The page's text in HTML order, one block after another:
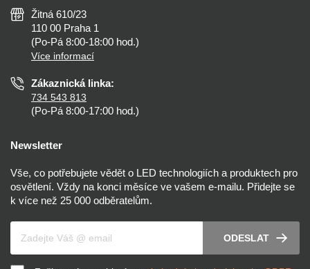
Nejčastější dotazy
Než koupíte
Osvětlení dle místnosti
Zásady ochrany soukromí
Nastavení cookies
Prohlášení o přístupnosti
Žitná 610/23
110 00 Praha 1
(Po-Pá 8:00-18:00 hod.)
Více informací
Zákaznická linka:
734 543 813
(Po-Pá 8:00-17:00 hod.)
Newsletter
Vše, co potřebujete vědět o LED technologiích a produktech pro
osvětlení. Vždy na konci měsíce ve vašem e-mailu. Přidejte se
k více než 25 000 odběratelům.
ODESLAT